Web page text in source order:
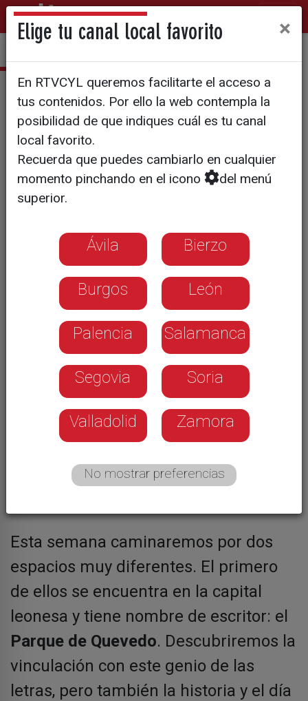
Paseos con encanto
T1/E17: Espacios con nombre
propio
Paseamos por el parque de Quevedo
la Merced
Esta semana caminaremos por dos
espacios muy diferentes. El primero
de ellos se encuentra en la capital
leonesa y tiene nombre de escritor: el
Parque de Quevedo. Descubriremos la
vinculación con este genio de las
letras, pero también la historia y el día
Elige tu canal local favorito ×
En RTVCYL queremos facilitarte el acceso a
tus contenidos. Por ello la web contempla la
posibilidad de que indiques cuál es tu canal
local favorito.
Recuerda que puedes cambiarlo en cualquier
momento pinchando en el icono
del menú
superior.
Ávila Bierzo
Burgos León
Palencia Salamanca
Segovia Soria
Valladolid Zamora
No mostrar preferencias